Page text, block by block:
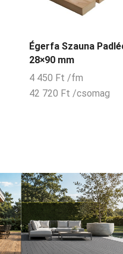
Égerfa Szauna
28×90 mm
4 450 Ft /fm
42 720 Ft /csomag